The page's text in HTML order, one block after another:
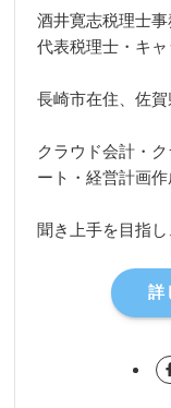
酒井寛志税理士
代表税理士・キ
長崎市在住、佐賀
クラウド会計・
ート・経営計画作
聞き上手を目指し
詳